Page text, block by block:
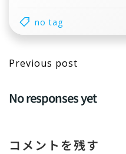
no tag
Post
navigation
Previous post
No responses yet
コメントを残す